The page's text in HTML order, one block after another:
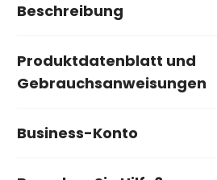
Beschreibung
Produktdatenblatt und
Gebrauchsanweisungen
Business-Konto